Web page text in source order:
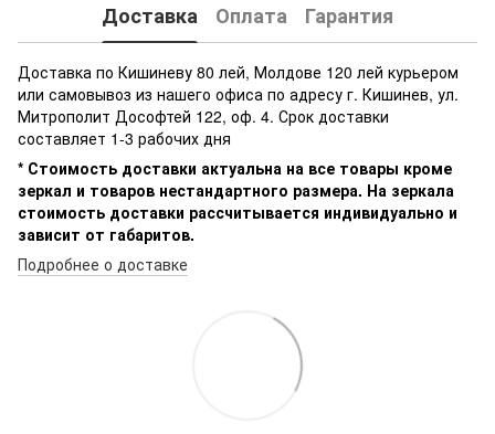
Доставка Оплата Гарантия
Доставка по Кишиневу 80 лей, Молдове 120 лей курьером
или самовывоз из нашего офиса по адресу г. Кишинев, ул.
Митрополит Дософтей 122, оф. 4. Срок доставки
составляет 1-3 рабочих дня
* Стоимость доставки актуальна на все товары кроме
зеркал и товаров нестандартного размера. На зеркала
стоимость доставки рассчитывается индивидуально и
зависит от габаритов.
Подробнее о доставке